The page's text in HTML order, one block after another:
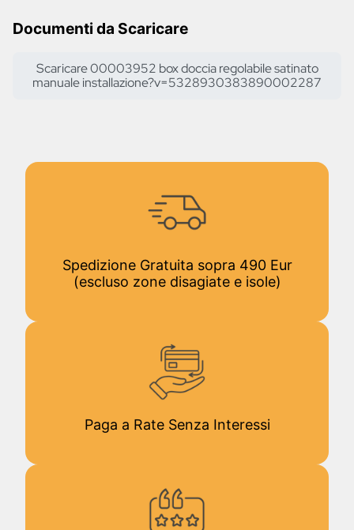
Documenti da Scaricare
Scaricare 00003952 box doccia regolabile satinato
manuale installazione?v=5328930383890002287
Spedizione Gratuita sopra 490 Eur
(escluso zone disagiate e isole)
Paga a Rate Senza Interessi